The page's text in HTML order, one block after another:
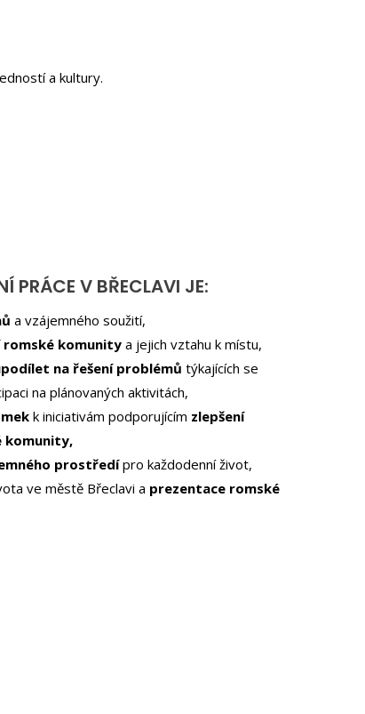
a kultury.
PRÁCE V BŘECLAVI JE:
a vzájemného soužití,
komunity a jejich vztahu k místu,
na řešení problémů týkajících se
na plánovaných aktivitách,
k iniciativám podporujícím zlepšení
komunity,
prostředípro každodenní život,
ve městě Břeclavi a prezentace romské